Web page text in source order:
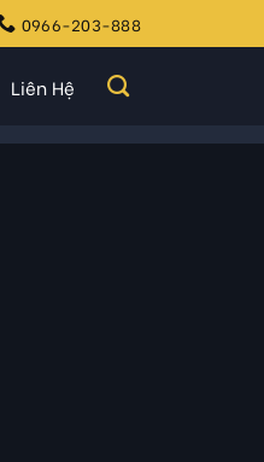
0966-203-888
Liên Hệ